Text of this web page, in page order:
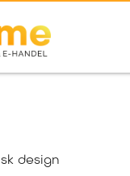
design